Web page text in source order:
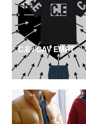
C.E / CAV EMPT